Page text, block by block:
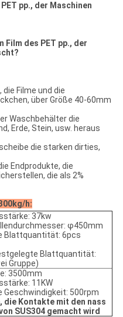
pp., der Maschinen
Film des PET pp., der
Filme und die
über Größe 40-60mm
Waschbehälter die
Erde, Stein, usw. heraus
die starken dirties,
Endprodukte, die
die als 2%
h:
37kw
φ450mm
Blattquantität: 6pcs
Blattquantität:
Gruppe)
3500mm
11KW
Geschwindigkeit: 500rpm
die Kontakte mit den nass
SUS304 gemacht wird